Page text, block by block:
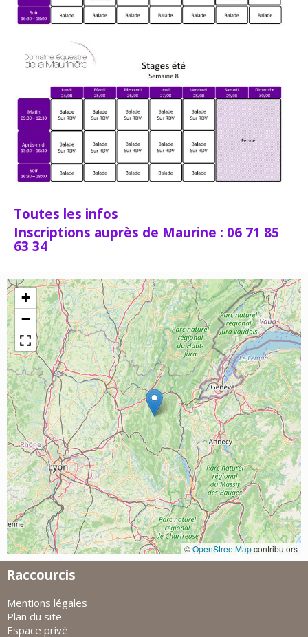
Toutes les infos
Inscriptions auprès de Maurine : 06 71 85
63 34
+
−
©OpenStreetMapcontributors
Raccourcis
Mentions légales
Plan du site
Espace privé